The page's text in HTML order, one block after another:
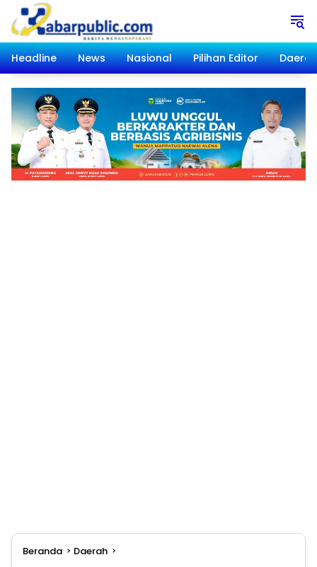
Langsung
konten
Headline
News Nasional Pilihan Editor Daerah
Beranda Daerah